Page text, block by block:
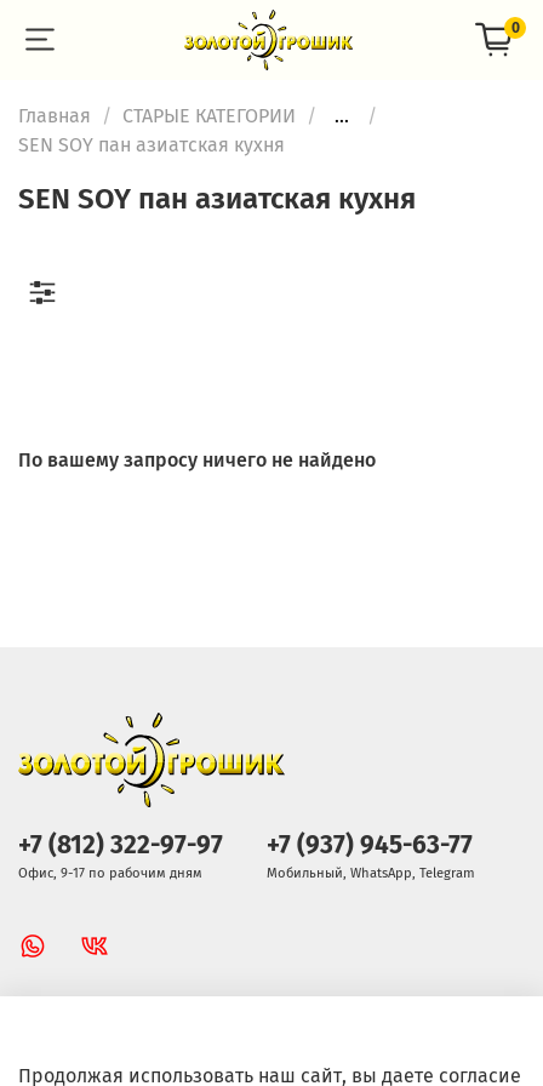
0
Главная СТАРЫЕ КАТЕГОРИИ
...
SEN SOY пан азиатская кухня
SEN SOY пан азиатская кухня
По вашему запросу ничего не найдено
+7 (812) 322-97-97
Офис, 9-17 по рабочим дням
+7 (937) 945-63-77
Мобильный, WhatsApp, Telegram
Продолжая использовать наш сайт, вы даете согласие